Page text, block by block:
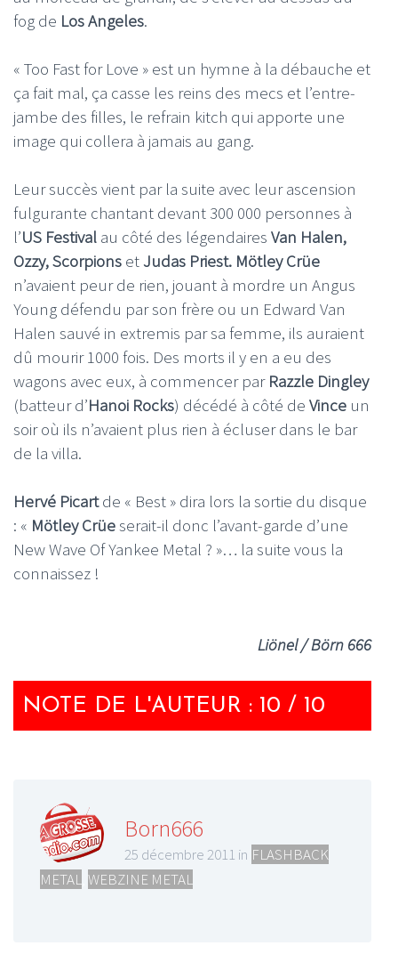
fog de Los Angeles.
« Too Fast for Love » est un hymne à la débauche et
ça fait mal, ça casse les reins des mecs et l’entre-
jambe des filles, le refrain kitch qui apporte une
image qui collera à jamais au gang.
Leur succès vient par la suite avec leur ascension
fulgurante chantant devant 300 000 personnes à
l’US Festival au côté des légendaires Van Halen,
Ozzy, Scorpions etJudas Priest. Mötley Crüe
n’avaient peur de rien, jouant à mordre un Angus
Young défendu par son frère ou un Edward Van
Halen sauvé in extremis par sa femme, ils auraient
dû mourir 1000 fois. Des morts il y en a eu des
wagons avec eux, à commencer par Razzle Dingley
(batteur d’Hanoi Rocks) décédé à côté de Vince un
soir où ils n’avaient plus rien à écluser dans le bar
de la villa.
Hervé Picartde « Best » dira lors la sortie du disque
: « Mötley Crüeserait-il donc l’avant-garde d’une
New Wave Of Yankee Metal ? »… la suite vous la
connaissez !
Liönel / Börn 666
NOTE DE L'AUTEUR : 10 / 10
Born666
25 décembre 2011 in FLASHBACK
METAL WEBZINE METAL